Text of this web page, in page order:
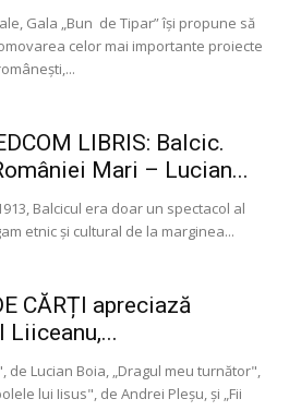
Gala „Bun de Tipar” îşi propune să
celor mai importante proiecte
LIBRIS: Balcic.
Mari – Lucian...
Balcicul era doar un spectacol al
etnic și cultural de la marginea...
CĂRȚI apreciază
Liiceanu,...
de Lucian Boia, „Dragul meu turnător",
lui Iisus", de Andrei Pleşu, şi „Fii